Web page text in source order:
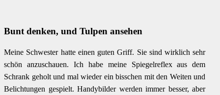
Bunt denken, und Tulpen ansehen
Meine Schwester hatte einen guten Griff. Sie sind wirklich sehr
schön anzuschauen. Ich habe meine Spiegelreflex aus dem
Schrank geholt und mal wieder ein bisschen mit den Weiten und
Belichtungen gespielt. Handybilder werden immer besser, aber